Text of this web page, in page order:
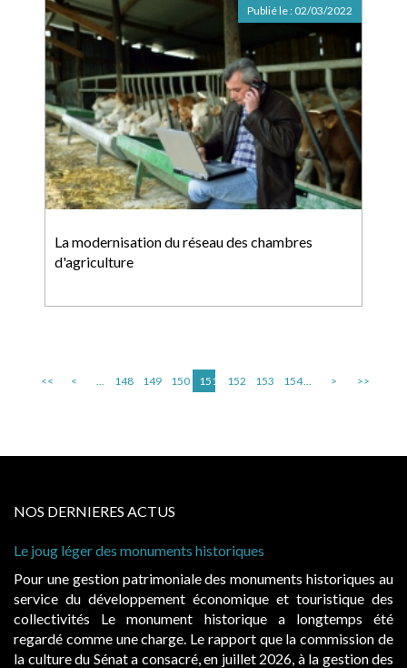
La modernisation du réseau des chambres
d'agriculture
Publié le : 02/03/2022
<< < ... 148 149 150 151 152 153 154... > >>
NOS DERNIERES ACTUS
monuments historiques au
et touristique des
a longtemps été
que la commission de
juillet 2026, à la gestion des
Cabines de plage : le juge admet
Evocatrices des bains de mer,
également un beau sujet
public, elles donnent lieu au
d’occupation. Saisies par des